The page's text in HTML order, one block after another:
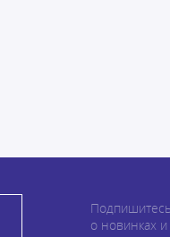
о новинках